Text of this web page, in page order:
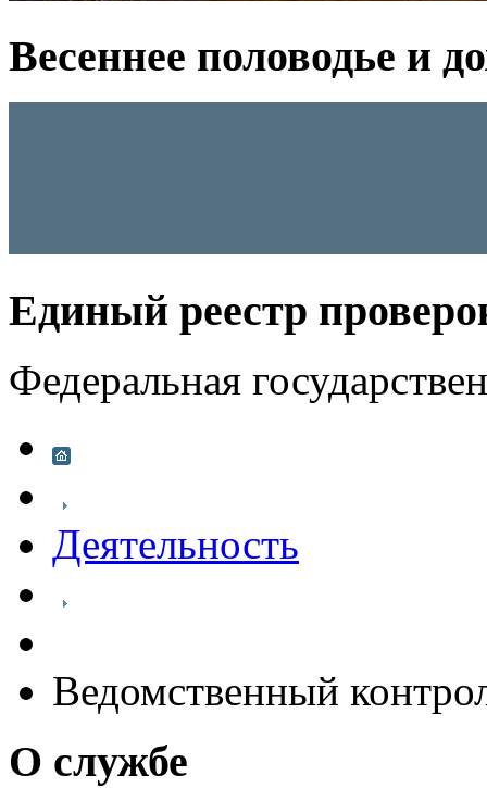
Весеннее половодье и
Единый реестр
Федеральная
Деятельность
Ведомственный
О службе